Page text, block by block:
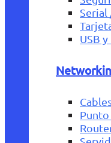
Serial
USB
Punto